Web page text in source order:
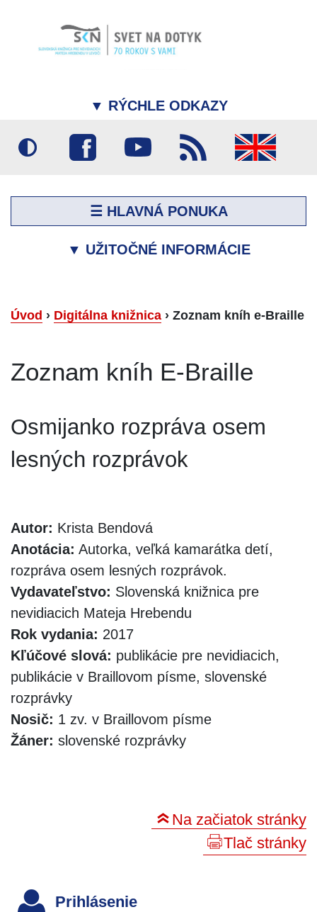
▼ RÝCHLE ODKAZY
☰ HLAVNÁ PONUKA
▼ UŽITOČNÉ INFORMÁCIE
Úvod › Digitálna knižnica › Zoznam kníh e-Braille
Zoznam kníh E-Braille
Osmijanko rozpráva osem
lesných rozprávok
Autor: Krista Bendová
Anotácia: Autorka, veľká kamarátka detí,
rozpráva osem lesných rozprávok.
Vydavateľstvo: Slovenská knižnica pre
nevidiacich Mateja Hrebendu
Rok vydania: 2017
Kľúčové slová: publikácie pre nevidiacich,
publikácie v Braillovom písme, slovenské
rozprávky
Nosič: 1 zv. v Braillovom písme
Žáner: slovenské rozprávky
Na začiatok stránky
Tlač stránky
Prihlásenie